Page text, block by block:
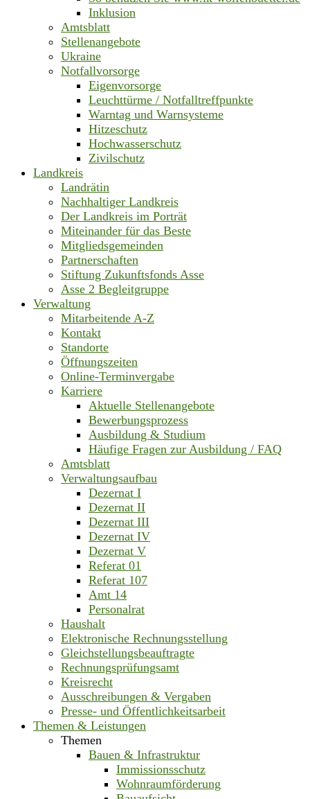
Inklusion
Amtsblatt
Stellenangebote
Ukraine
Notfallvorsorge
Eigenvorsorge
Leuchttürme / Notfalltreffpunkte
Warntag und Warnsysteme
Hitzeschutz
Hochwasserschutz
Zivilschutz
Landkreis
Landrätin
Nachhaltiger Landkreis
Der Landkreis im Porträt
Miteinander für das Beste
Mitgliedsgemeinden
Partnerschaften
Stiftung Zukunftsfonds Asse
Asse 2 Begleitgruppe
Verwaltung
Mitarbeitende A-Z
Kontakt
Standorte
Öffnungszeiten
Online-Terminvergabe
Karriere
Aktuelle Stellenangebote
Bewerbungsprozess
Ausbildung & Studium
Häufige Fragen zur Ausbildung / FAQ
Amtsblatt
Verwaltungsaufbau
Dezernat I
Dezernat II
Dezernat III
Dezernat IV
Dezernat V
Referat 01
Referat 107
Amt 14
Personalrat
Haushalt
Elektronische Rechnungsstellung
Gleichstellungsbeauftragte
Rechnungsprüfungsamt
Kreisrecht
Ausschreibungen & Vergaben
Presse- und Öffentlichkeitsarbeit
Themen & Leistungen
Themen
Bauen & Infrastruktur
Immissionsschutz
Wohnraumförderung